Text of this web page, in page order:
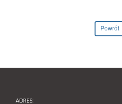
Powrót
ADRES: